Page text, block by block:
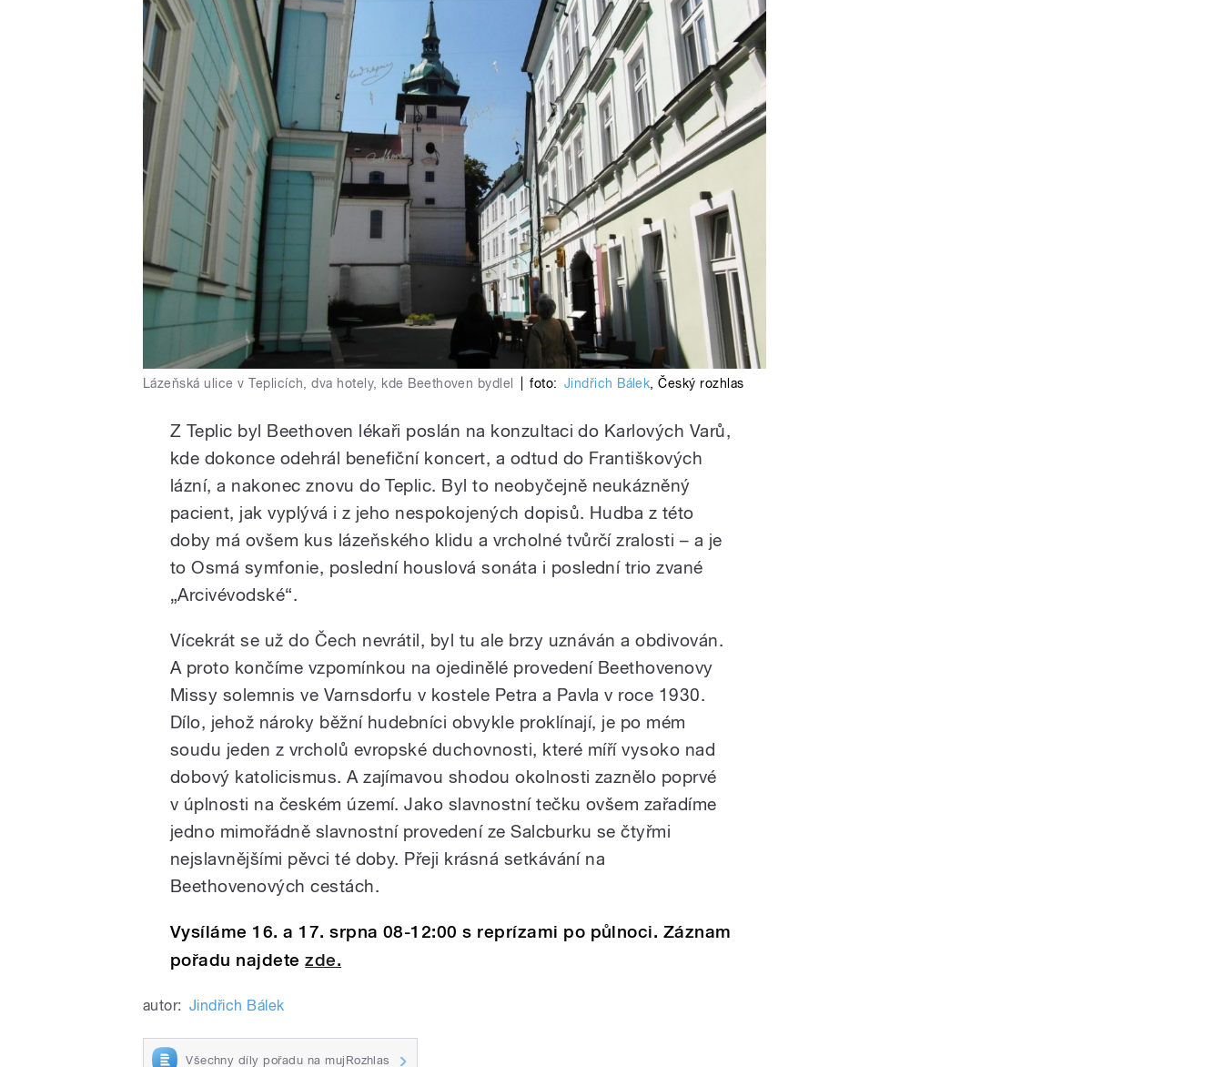
Lázeňská ulice v Teplicích, dva hotely, kde Beethoven bydlel foto: Jindřich Bálek,Český rozhlas
Z Teplic byl Beethoven lékaři poslán na konzultaci do Karlových Varů,
kde dokonce odehrál benefiční koncert, a odtud do Františkových
lázní, a nakonec znovu do Teplic. Byl to neobyčejně neukázněný
pacient, jak vyplývá i z jeho nespokojených dopisů. Hudba z této
doby má ovšem kus lázeňského klidu a vrcholné tvůrčí zralosti – a je
to Osmá symfonie, poslední houslová sonáta i poslední trio zvané
„Arcivévodské“.
Vícekrát se už do Čech nevrátil, byl tu ale brzy uznáván a obdivován.
A proto končíme vzpomínkou na ojedinělé provedení Beethovenovy
Missy solemnis ve Varnsdorfu v kostele Petra a Pavla v roce 1930.
Dílo, jehož nároky běžní hudebníci obvykle proklínají, je po mém
soudu jeden z vrcholů evropské duchovnosti, které míří vysoko nad
dobový katolicismus. A zajímavou shodou okolnosti zaznělo poprvé
v úplnosti na českém území. Jako slavnostní tečku ovšem zařadíme
jedno mimořádně slavnostní provedení ze Salcburku se čtyřmi
nejslavnějšími pěvci té doby. Přeji krásná setkávání na
Beethovenových cestách.
Vysíláme 16. a 17. srpna 08-12:00 s reprízami po půlnoci. Záznam
pořadu najdetezde.
autor: Jindřich Bálek
Všechny díly pořadu na mujRozhlas